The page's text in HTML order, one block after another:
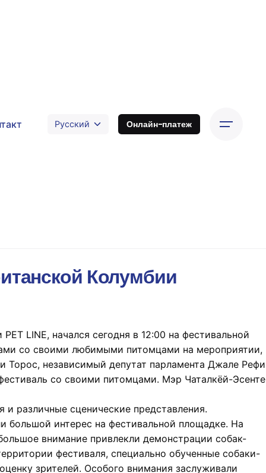
Онлайн-платеж
Колумбии
LINE, начался сегодня в 12:00 на фестивальной
со своими любимыми питомцами на мероприятии,
Торос, независимый депутат парламента Джале
со своими питомцами. Мэр Чаталкёй-
различные сценические представления.
большой интерес на фестивальной площадке. На
внимание привлекли демонстрации собак-
фестиваля, специально обученные собаки-
зрителей. Особого внимания заслуживали